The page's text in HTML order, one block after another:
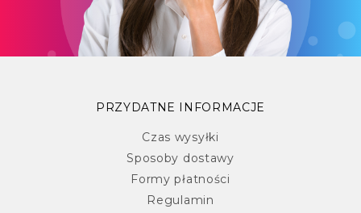
PRZYDATNE INFORMACJE
Czas wysyłki
Sposoby dostawy
Formy płatności
Regulamin